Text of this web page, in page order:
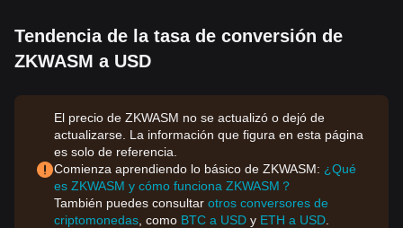
Tendencia de la tasa de conversión de
ZKWASM a USD
El precio de ZKWASM no se actualizó o dejó de
actualizarse. La información que figura en esta página
es solo de referencia.
Comienza aprendiendo lo básico de ZKWASM: ¿Qué
es ZKWASM y cómo funciona ZKWASM？
También puedes consultar otros conversores de
criptomonedas , como BTC a USD y ETH a USD